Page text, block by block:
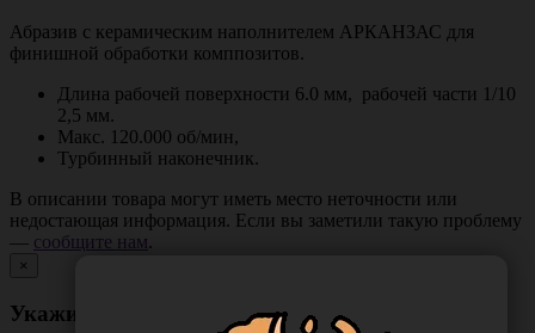
Абразив с керамическим наполнителем АРКАНЗАС для
финишной обработки комппозитов.
Длина рабочей поверхности 6.0 мм, рабочей части 1/10
2,5 мм.
Макс. 120.000 об/мин,
Турбинный наконечник.
В описании товара могут иметь место неточности или
недостающая информация. Если вы заметили такую проблему
— сообщите нам.
×
Укажите неточность в описании товара